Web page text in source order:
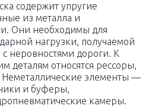
содержит упругие
из металла и
Они необходимы для
нагрузки, получаемой
неровностями дороги. К
деталям относятся рессоры,
элементы —
и буферы,
камеры.